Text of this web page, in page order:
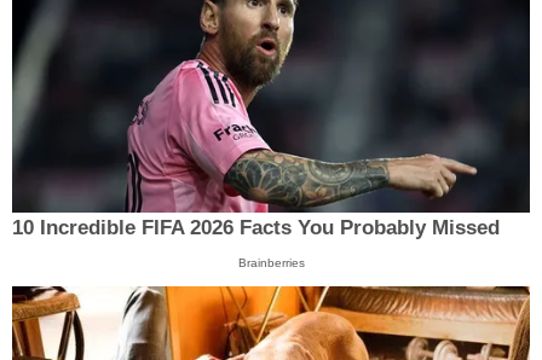
10 Incredible FIFA 2026 Facts You Probably Missed
Brainberries